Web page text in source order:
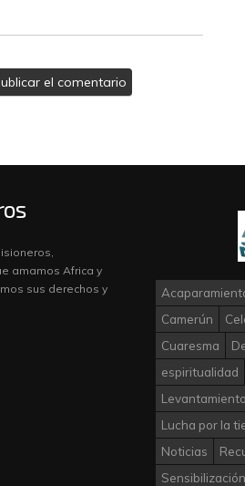
amamos Africa y
sus derechos y
Camerún
Cuaresma
espiritualidad
Lucha por la
Noticias
Sensibilización